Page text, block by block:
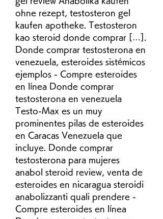
ohne rezept, testosteron gel
kaufen apotheke. Testosteron
kao steroid donde comprar […].
Donde comprar testosterona en
venezuela, esteroides sistémicos
ejemplos - Compre esteroides
en línea Donde comprar
testosterona en venezuela
Testo-Max es un muy
prominentes pilas de esteroides
en Caracas Venezuela que
incluye. Donde comprar
testosterona para mujeres
anabol steroid review, venta de
esteroides en nicaragua steroidi
anabolizzanti quali prendere -
Compre esteroides en línea